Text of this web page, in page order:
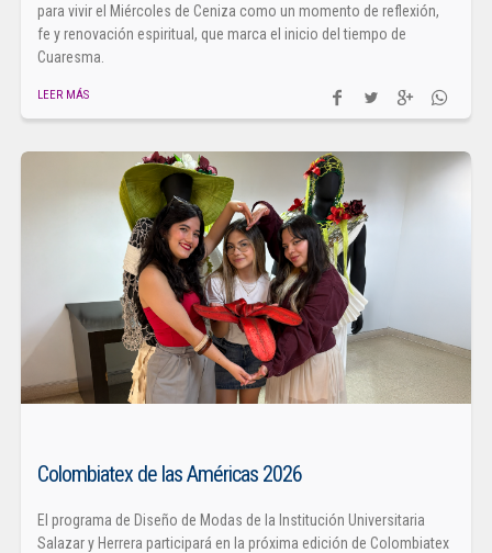
para vivir el Miércoles de Ceniza como un momento de reflexión,
fe y renovación espiritual, que marca el inicio del tiempo de
Cuaresma.
LEER MÁS
Colombiatex de las Américas 2026
El programa de Diseño de Modas de la Institución Universitaria
Salazar y Herrera participará en la próxima edición de Colombiatex